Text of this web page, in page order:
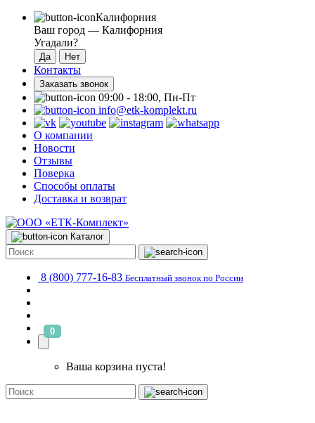
Калифорния
Ваш город — Калифорния
Угадали?
Контакты
Заказать звонок
09:00 - 18:00, Пн-Пт
info@etk-komplekt.ru
О компании
Новости
Отзывы
Поверка
Способы оплаты
Доставка и возврат
Каталог
8 (800) 777-16-83 Бесплатный звонок по России
0
Ваша корзина пуста!